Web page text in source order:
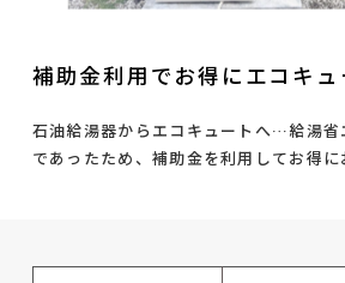
補助金利用でお得にエコキュ
石油給湯器からエコキュートへ…給湯省
であったため、補助金を利用してお得に